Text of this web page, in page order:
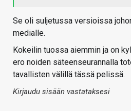
Se oli suljetussa versioissa
medialle.
Kokeilin tuossa aiemmin ja on
ero noiden säteenseurannalla
tavallisten välillä tässä pelissä.
Kirjaudu sisään vastataksesi